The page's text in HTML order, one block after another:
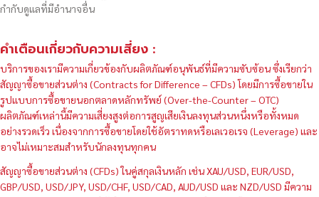
กำกับดูแลที่มีอำนาจอื่น
คำเตือนเกี่ยวกับความเสี่ยง :
บริการของเรามีความเกี่ยวข้องกับผลิตภัณฑ์อนุพันธ์ที่มีความซับซ้อน ซึ่งเรียกว่า
สัญญาซื้อขายส่วนต่าง (Contracts for Difference – CFDs) โดยมีการซื้อขายใน
รูปแบบการซื้อขายนอกตลาดหลักทรัพย์ (Over-the-Counter – OTC)
ผลิตภัณฑ์เหล่านี้มีความเสี่ยงสูงต่อการสูญเสียเงินลงทุนส่วนหนึ่งหรือทั้งหมด
อย่างรวดเร็ว เนื่องจากการซื้อขายโดยใช้อัตราทดหรือเลเวอเรจ (Leverage) และ
อาจไม่เหมาะสมสำหรับนักลงทุนทุกคน
สัญญาซื้อขายส่วนต่าง (CFDs) ในคู่สกุลเงินหลัก เช่น XAU/USD, EUR/USD,
GBP/USD, USD/JPY, USD/CHF, USD/CAD, AUD/USD และ NZD/USD มีความ